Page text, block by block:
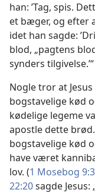
han: ’Tag, spis.
et bæger, og efter
idet han sagde:
blod, „pagtens
synders
Nogle tror at
bogstavelige kød
kødelige legeme
apostle dette
bogstavelige kød
have været
lov. (1 Mosebog
22:20sagde